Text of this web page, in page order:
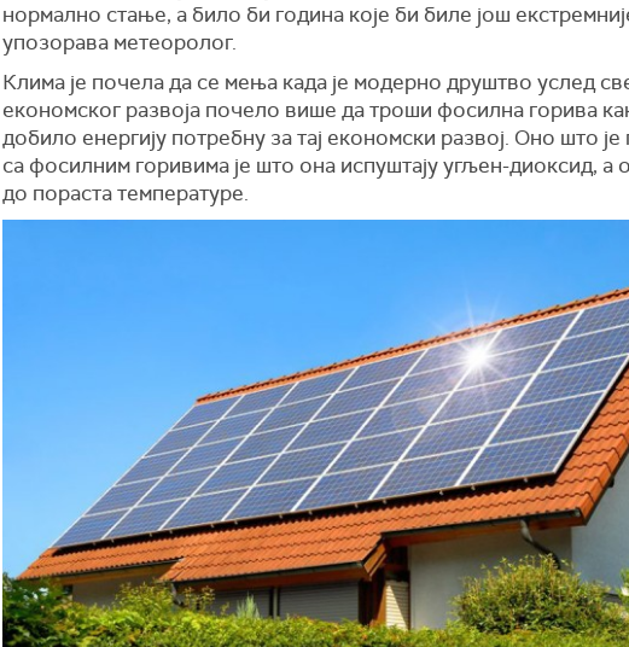
нормално стање, а било би година које би биле још
упозорава метеоролог.
Клима је почела да се мења када је модерно друштво услед
економског развоја почело више да троши фосилна горива
добило енергију потребну за тај економски развој. Оно што
са фосилним горивима је што она испуштају угљен-диоксид, а
до пораста температуре.